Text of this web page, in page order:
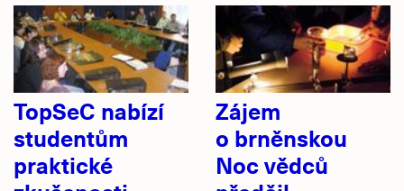
TopSeC nabízí
studentům
praktické
Zájem
o brněnskou
Noc vědců